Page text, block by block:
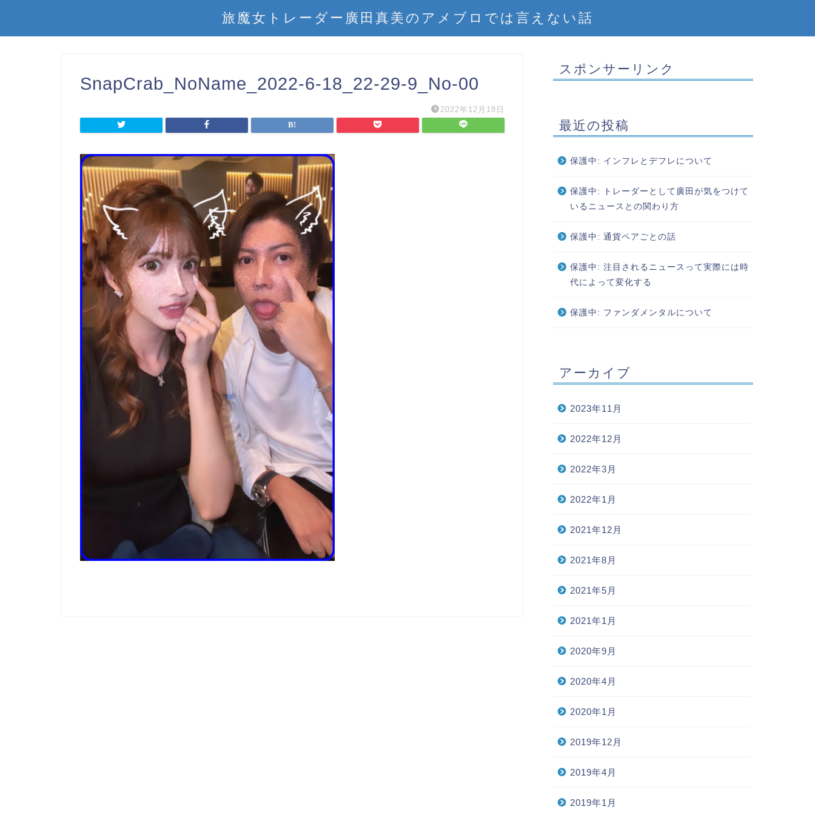
旅魔女トレーダー廣田真美のアメブロでは言えない話
SnapCrab_NoName_2022-6-18_22-29-9_No-00
2022年12月18日
スポンサーリンク
最近の投稿
保護中: インフレとデフレについて
保護中: トレーダーとして廣田が気をつけて
いるニュースとの関わり方
保護中: 通貨ペアごとの話
保護中: 注目されるニュースって実際には時
代によって変化する
保護中: ファンダメンタルについて
アーカイブ
2023年11月
2022年12月
2022年3月
2022年1月
2021年12月
2021年8月
2021年5月
2021年1月
2020年9月
2020年4月
2020年1月
2019年12月
2019年4月
2019年1月